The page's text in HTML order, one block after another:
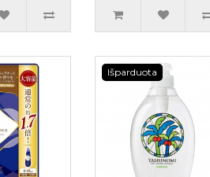
Išparduota